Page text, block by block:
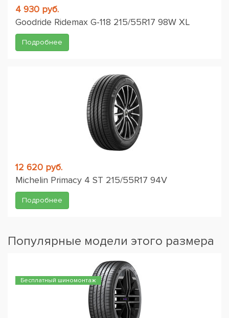
4 930 руб.
Goodride Ridemax G-118 215/55R17 98W XL
Подробнее
12 620 руб.
Michelin Primacy 4 ST 215/55R17 94V
Подробнее
Популярные модели этого размера
Бесплатный шиномонтаж